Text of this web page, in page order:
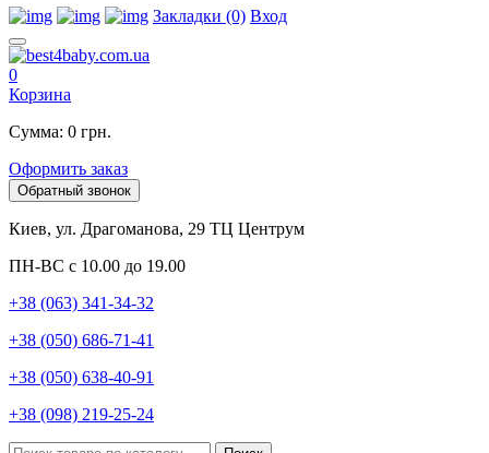
Закладки (0) Вход
0
Корзина
Сумма: 0 грн.
Оформить заказ
Обратный звонок
Киев, ул. Драгоманова, 29 ТЦ Центрум
ПН-ВС с 10.00 до 19.00
+38 (063) 341-34-32
+38 (050) 686-71-41
+38 (050) 638-40-91
+38 (098) 219-25-24